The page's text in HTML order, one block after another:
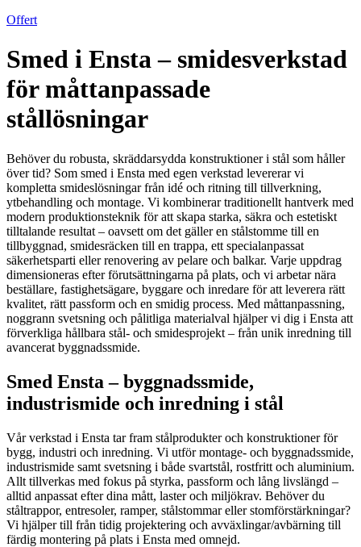
Offert
Smed i Ensta – smidesverkstad
för måttanpassade
stållösningar
Behöver du robusta, skräddarsydda konstruktioner i stål som håller
över tid? Som smed i Ensta med egen verkstad levererar vi
kompletta smideslösningar från idé och ritning till tillverkning,
ytbehandling och montage. Vi kombinerar traditionellt hantverk med
modern produktionsteknik för att skapa starka, säkra och estetiskt
tilltalande resultat – oavsett om det gäller en stålstomme till en
tillbyggnad, smidesräcken till en trappa, ett specialanpassat
säkerhetsparti eller renovering av pelare och balkar. Varje uppdrag
dimensioneras efter förutsättningarna på plats, och vi arbetar nära
beställare, fastighetsägare, byggare och inredare för att leverera rätt
kvalitet, rätt passform och en smidig process. Med måttanpassning,
noggrann svetsning och pålitliga materialval hjälper vi dig i Ensta att
förverkliga hållbara stål- och smidesprojekt – från unik inredning till
avancerat byggnadssmide.
Smed Ensta – byggnadssmide,
industrismide och inredning i stål
Vår verkstad i Ensta tar fram stålprodukter och konstruktioner för
bygg, industri och inredning. Vi utför montage- och byggnadssmide,
industrismide samt svetsning i både svartstål, rostfritt och aluminium.
Allt tillverkas med fokus på styrka, passform och lång livslängd –
alltid anpassat efter dina mått, laster och miljökrav. Behöver du
ståltrappor, entresoler, ramper, stålstommar eller stomförstärkningar?
Vi hjälper till från tidig projektering och avväxlingar/avbärning till
färdig montering på plats i Ensta med omnejd.